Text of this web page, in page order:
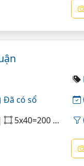
Giang
Đã có sổ
5x40=200 m²